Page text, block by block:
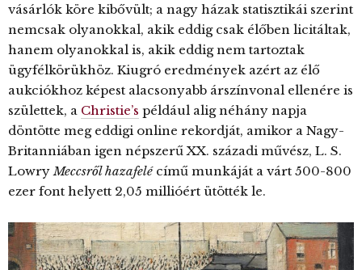
vásárlók köre kibővült; a nagy házak statisztikái szerint
nemcsak olyanokkal, akik eddig csak élőben licitáltak,
hanem olyanokkal is, akik eddig nem tartoztak
ügyfélkörükhöz. Kiugró eredmények azért az élő
aukciókhoz képest alacsonyabb árszínvonal ellenére is
születtek, a Christie’s például alig néhány napja
döntötte meg eddigi online rekordját, amikor a Nagy-
Britanniában igen népszerű XX. századi művész, L. S.
Lowry Meccsről hazafelécímű munkáját a várt 500-800
ezer font helyett 2,05 millióért ütötték le.